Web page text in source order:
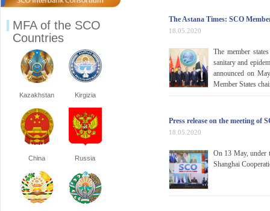
MFA of the SCO
Countries
Kazakhstan Kirgizia
China Russia
The Astana Times: SCO
18.05.2020
The member
sanitary and
announced on
Member States
Press release on the meeting of
18.05.2020
On 13 May, under
Shanghai